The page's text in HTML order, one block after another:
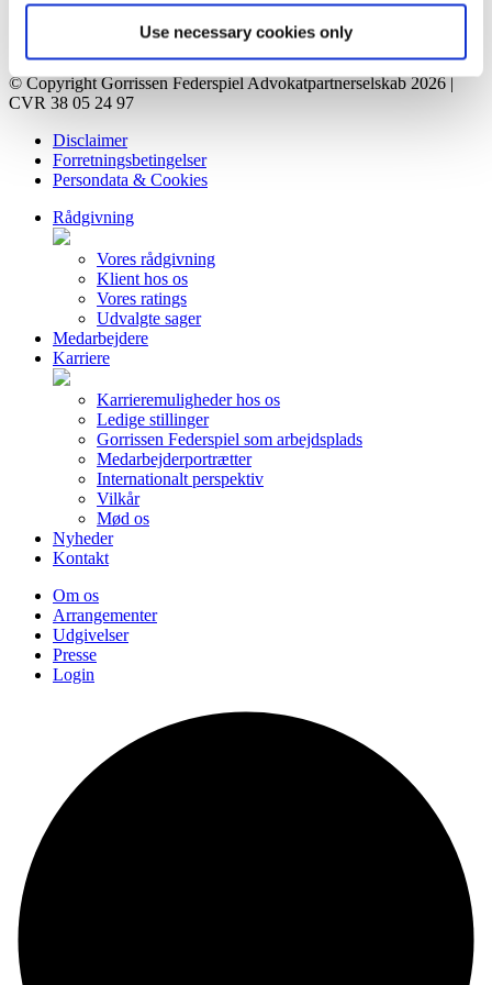
Use necessary cookies only
Kreditorportal
© Copyright Gorrissen Federspiel Advokatpartnerselskab 2026 |
CVR 38 05 24 97
Disclaimer
Forretningsbetingelser
Persondata & Cookies
Rådgivning
Vores rådgivning
Klient hos os
Vores ratings
Udvalgte sager
Medarbejdere
Karriere
Karrieremuligheder hos os
Ledige stillinger
Gorrissen Federspiel som arbejdsplads
Medarbejderportrætter
Internationalt perspektiv
Vilkår
Mød os
Nyheder
Kontakt
Om os
Arrangementer
Udgivelser
Presse
Login